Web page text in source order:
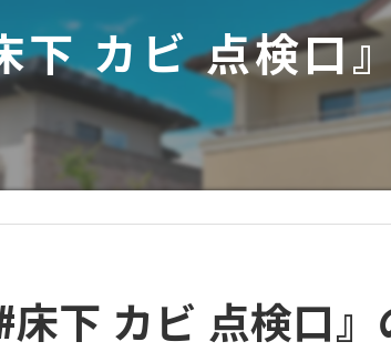
壁紙下地防カビ工事
壁紙カビ・壁紙下地のカビ
カビと結露対策
カビ臭い部屋
砂壁・珪藻土のカビ
建築中
漏水事
雨漏り
コン
部屋の
下 カビ 点検口
床下 カビ 点検口